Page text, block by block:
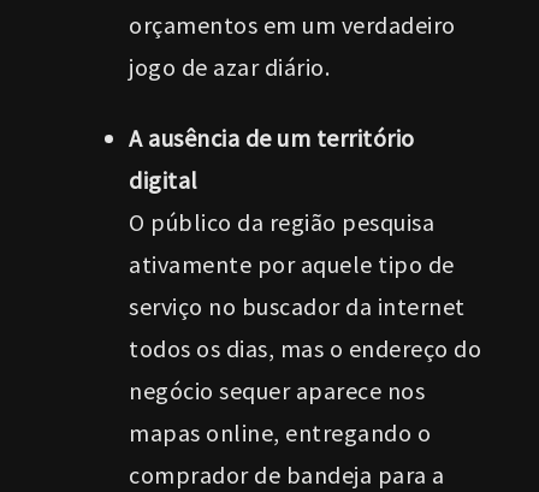
orçamentos em um verdadeiro
jogo de azar diário.
A ausência de um território
digital
O público da região pesquisa
ativamente por aquele tipo de
serviço no buscador da internet
todos os dias, mas o endereço do
negócio sequer aparece nos
mapas online, entregando o
comprador de bandeja para a